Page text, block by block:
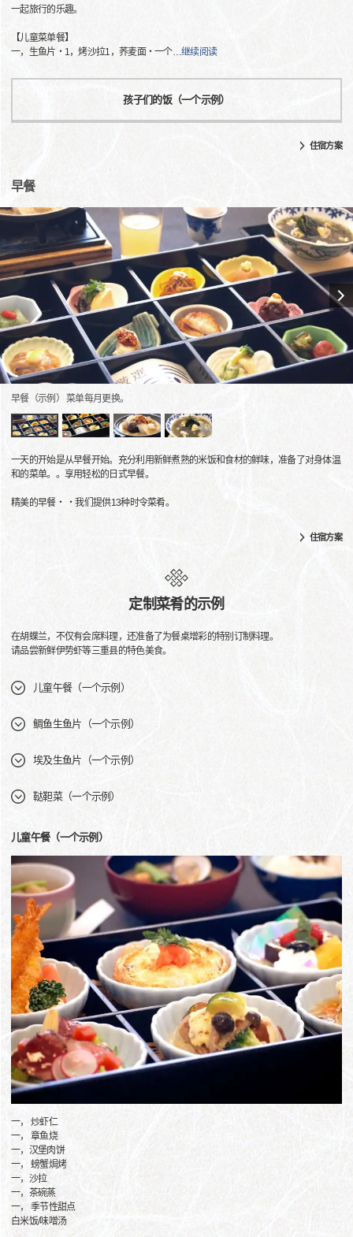
一起旅行的乐趣。
【儿童菜单餐】
一，生鱼片・1，烤沙拉1，荞麦面・一个…继续阅读
孩子们的饭（一个示例）
住宿方案
早餐
早餐（示例） 菜单每月更换。
一天的开始是从早餐开始。充分利用新鲜煮熟的米饭和食材的鲜味，准备了对身体温
和的菜单。。享用轻松的日式早餐。
精美的早餐・ ・我们提供13种时令菜肴。
住宿方案
定制菜肴的示例
在胡蝶兰，不仅有会席料理，还准备了为餐桌增彩的特别订制料理。
请品尝新鲜伊势虾等三重县的特色美食。
儿童午餐（一个示例）
鲷鱼生鱼片（一个示例）
埃及生鱼片（一个示例）
鞑靼菜（一个示例）
儿童午餐（一个示例）
一， 炒虾仁
一， 章鱼烧
一，汉堡肉饼
一， 螃蟹焗烤
一，沙拉
一，茶碗蒸
一， 季节性甜点
白米饭/味噌汤